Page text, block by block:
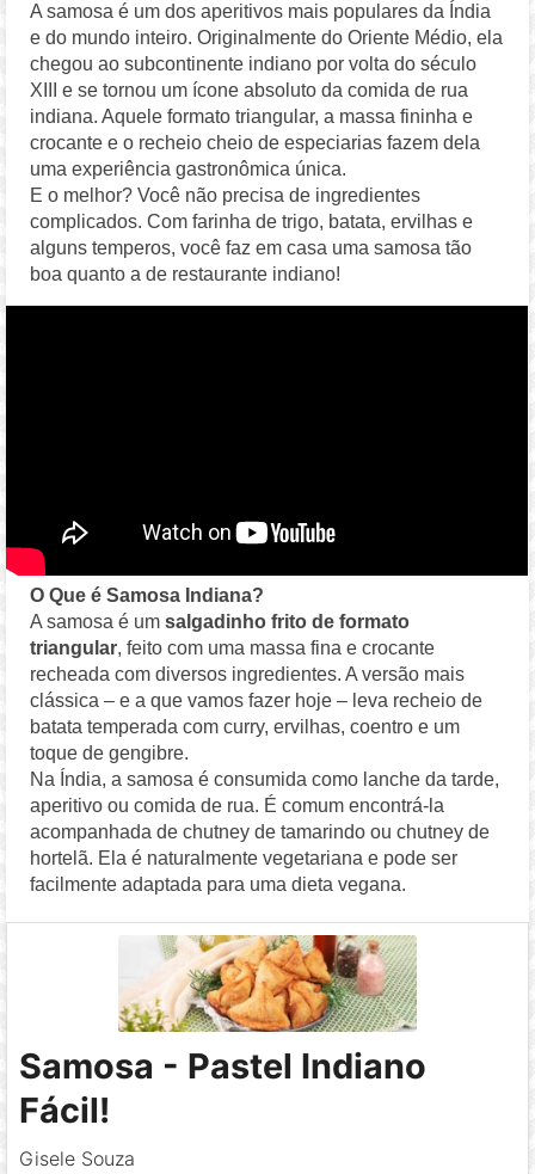
A samosa é um dos aperitivos mais populares da Índia
e do mundo inteiro. Originalmente do Oriente Médio, ela
chegou ao subcontinente indiano por volta do século
XIII e se tornou um ícone absoluto da comida de rua
indiana. Aquele formato triangular, a massa fininha e
crocante e o recheio cheio de especiarias fazem dela
uma experiência gastronômica única.
E o melhor? Você não precisa de ingredientes
complicados. Com farinha de trigo, batata, ervilhas e
alguns temperos, você faz em casa uma samosa tão
boa quanto a de restaurante indiano!
O Que é Samosa Indiana?
A samosa é umsalgadinho frito de formato
triangular, feito com uma massa fina e crocante
recheada com diversos ingredientes. A versão mais
clássica – e a que vamos fazer hoje – leva recheio de
batata temperada com curry, ervilhas, coentro e um
toque de gengibre.
Na Índia, a samosa é consumida como lanche da tarde,
aperitivo ou comida de rua. É comum encontrá-la
acompanhada de chutney de tamarindo ou chutney de
hortelã. Ela é naturalmente vegetariana e pode ser
facilmente adaptada para uma dieta vegana.
Samosa - Pastel Indiano
Fácil!
Gisele Souza